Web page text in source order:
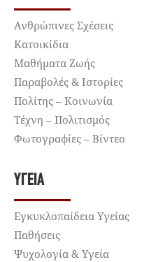
Ανθρώπινες Σχέσεις
Κατοικίδια
Μαθήματα Ζωής
Παραβολές & Ιστορίες
Πολίτης – Κοινωνία
Τέχνη – Πολιτισμός
Φωτογραφίες – Βίντεο
ΥΓΕΊΑ
Εγκυκλοπαίδεια Υγείας
Παθήσεις
Ψυχολογία & Υγεία